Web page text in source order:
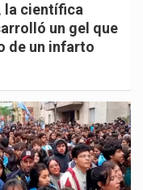
la científica
un gel que
de un infarto